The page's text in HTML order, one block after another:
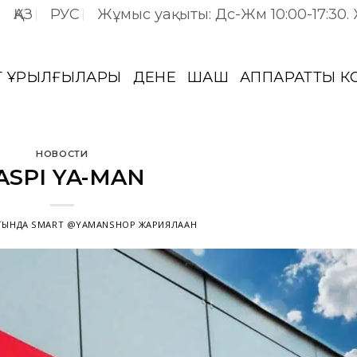
ҚАЗ РУС Жұмыс уақыты: Дс-Жм 10:00-
ҚҰРЫЛҒЫЛАРЫ ДЕНЕ ШАШ АППАРАТТЫҚ
НОВОСТИ
YA-MAN
SMART @YAMANSHOP ЖАРИЯЛАҒАН